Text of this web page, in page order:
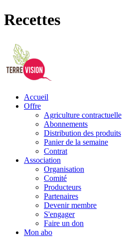
Recettes
Accueil
Offre
Agriculture contractuelle
Abonnements
Distribution des produits
Panier de la semaine
Contrat
Association
Organisation
Comité
Producteurs
Partenaires
Devenir membre
S'engager
Faire un don
Mon abo